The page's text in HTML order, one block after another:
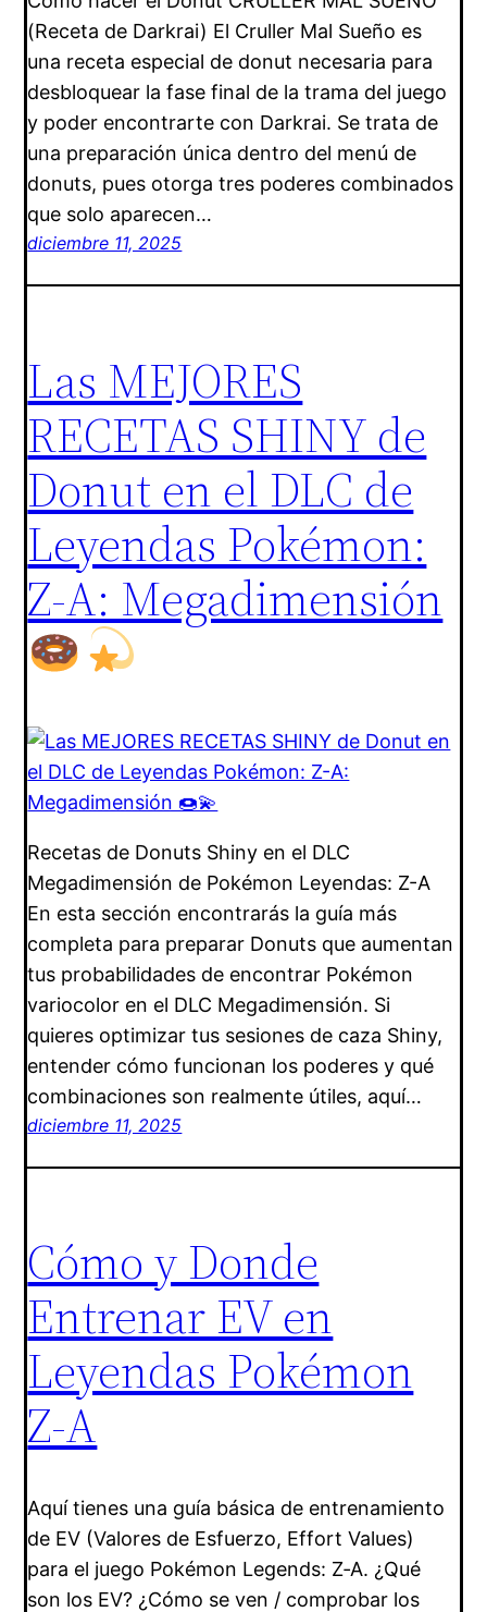
(Receta de Darkrai) El Cruller Mal Sueño es
una receta especial de donut necesaria para
desbloquear la fase final de la trama del juego
y poder encontrarte con Darkrai. Se trata de
una preparación única dentro del menú de
donuts, pues otorga tres poderes combinados
que solo aparecen…
diciembre 11, 2025
Las MEJORES
RECETAS SHINY de
Donut en el DLC de
Leyendas Pokémon:
Z-A: Megadimensión
Recetas de Donuts Shiny en el DLC
Megadimensión de Pokémon Leyendas: Z-A
En esta sección encontrarás la guía más
completa para preparar Donuts que aumentan
tus probabilidades de encontrar Pokémon
variocolor en el DLC Megadimensión. Si
quieres optimizar tus sesiones de caza Shiny,
entender cómo funcionan los poderes y qué
combinaciones son realmente útiles, aquí…
diciembre 11, 2025
Cómo y Donde
Entrenar EV en
Leyendas Pokémon
Z-A
Aquí tienes una guía básica de entrenamiento
de EV (Valores de Esfuerzo, Effort Values)
para el juego Pokémon Legends: Z‑A. ¿Qué
son los EV? ¿Cómo se ven / comprobar los